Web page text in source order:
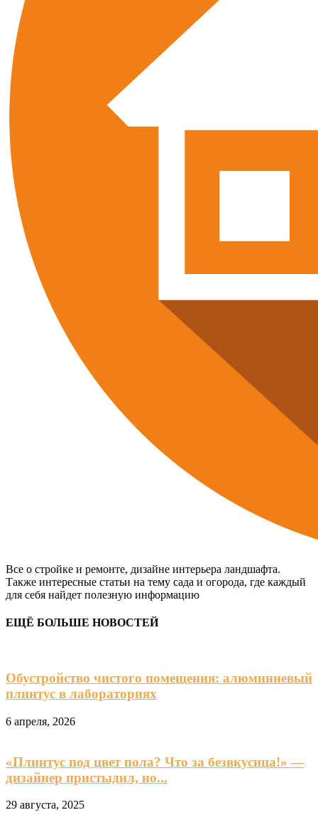
Все о стройке и ремонте, дизайне интерьера ландшафта.
Также интересные статьи на тему сада и огорода, где каждый
для себя найдет полезную информацию
ЕЩЁ БОЛЬШЕ НОВОСТЕЙ
Обустройство чистого помещения: алюминиевый
плинтус в лабораториях
6 апреля, 2026
«Плинтус под цвет пола? Что за безвкусица!» —
дизайнер пристыдил, но...
29 августа, 2025